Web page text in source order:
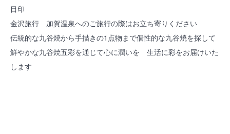
目印
金沢旅行 加賀温泉へのご旅行の際はお立ち寄りください
伝統的な九谷焼から手描きの1点物まで個性的な九谷焼を探して
鮮やかな九谷焼五彩を通じて心に潤いを 生活に彩をお届けいた
します